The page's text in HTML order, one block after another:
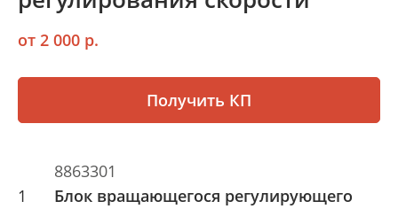
от 2 000 р.
Получить КП
1
8863301
Блок вращающегося регулирующего